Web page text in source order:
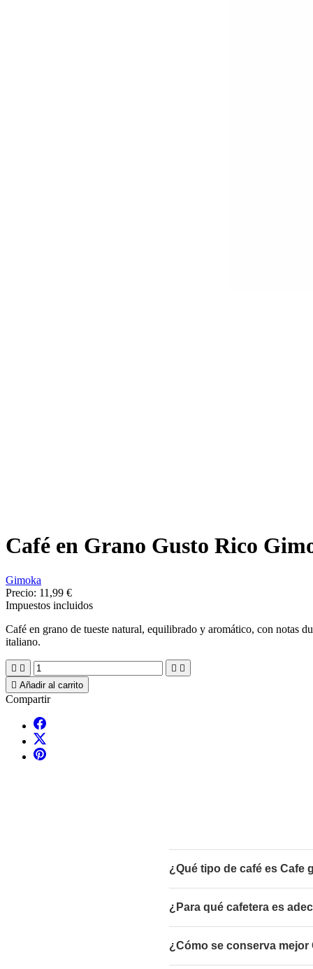
Café en Grano Gusto Rico
Gimoka
Precio: 11,99 €
Impuestos incluidos
Café en grano de tueste natural, equilibrado y aromático, con notas
italiano.
   
 Añadir al carrito
Compartir
¿Qué tipo de café es Cafe
¿Para qué cafetera es
¿Cómo se conserva